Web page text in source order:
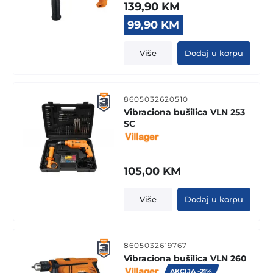
139,90KM
Original
price
was:
139,90 KM.
99,90 KM
price
is:
99,90 KM.
Više Dodaj u korpu
8605032620510
Vibraciona bušilica VLN 253
SC
105,00 KM
Više Dodaj u korpu
8605032619767
Vibraciona bušilica VLN 260
AKCIJA -21%